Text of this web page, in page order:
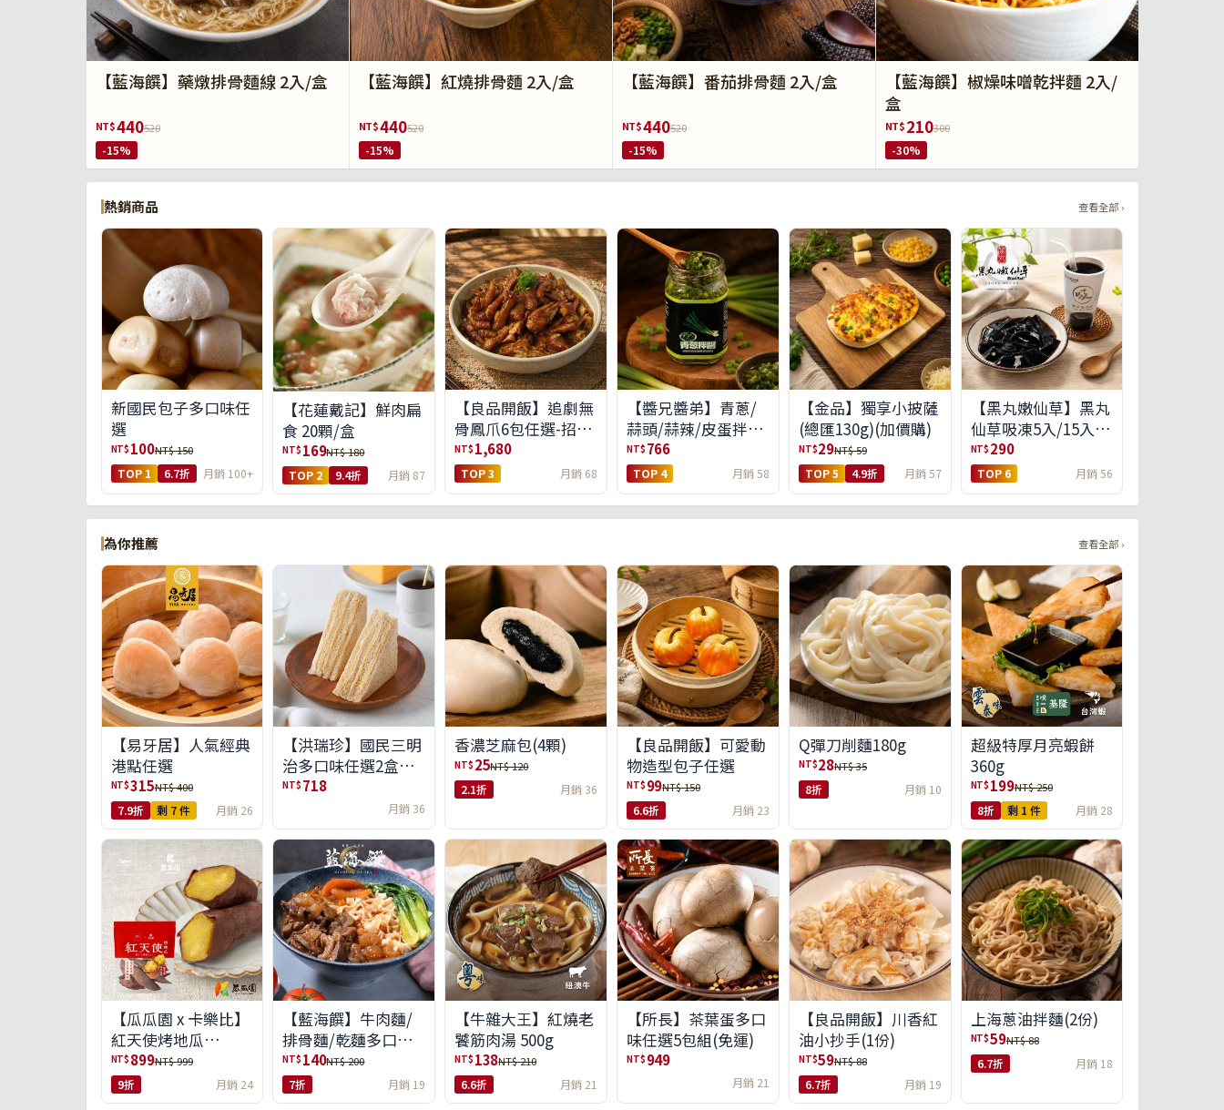
【藍海饌】藥燉排骨麵線 2入/盒
NT$440520
-15%
【藍海饌】紅燒排骨麵 2入/盒
NT$440520
-15%
【藍海饌】番茄排骨麵 2入/盒
NT$440520
-15%
【藍海饌】椒燥味噌乾拌麵 2入/
盒
NT$210300
-30%
熱銷商品 查看全部 ›
新國民包子多口味任
選
NT$ 100NT$ 150
TOP 1 6.7折 月銷 100+
【花蓮戴記】鮮肉扁
食 20顆/盒
NT$ 169NT$ 180
TOP 2 9.4折 月銷 87
【良品開飯】追劇無
骨鳳爪6包任選-招牌
原味/濃濃蒜香/過癮
麻辣(免運組)
NT$ 1,680
TOP 3 月銷 68
【醬兄醬弟】青蔥/
蒜頭/蒜辣/皮蛋拌醬
4件任選(免運組)
NT$ 766
TOP 4 月銷 58
【金品】獨享小披薩
(總匯130g)(加價購)
NT$29NT$ 59
TOP 5 4.9折 月銷 57
【黑丸嫩仙草】黑丸
仙草吸凍5入/15入
(免運)(預購中8/14出
貨)
NT$ 290
TOP 6 月銷 56
為你推薦 查看全部 ›
【易牙居】人氣經典
港點任選
NT$315NT$ 400
7.9折 剩 7 件 月銷 26
【洪瑞珍】國民三明
治多口味任選2盒組
(6入/盒)(免運)
NT$ 718
月銷 36
香濃芝麻包(4顆)
NT$ 25NT$ 120
2.1折 月銷 36
【良品開飯】可愛動
物造型包子任選
NT$ 99NT$ 150
6.6折 月銷 23
Q彈刀削麵180g
NT$28NT$ 35
8折 月銷 10
超級特厚月亮蝦餅
360g
NT$ 199NT$ 250
8折 剩 1 件 月銷 28
【瓜瓜園 x 卡樂比】
紅天使烤地瓜
350g*10包(免運組)
NT$ 899NT$ 999
9折 月銷 24
【藍海饌】牛肉麵/
排骨麵/乾麵多口味
任選
NT$ 140NT$ 200
7折 月銷 19
【牛雜大王】紅燒老
饕筋肉湯 500g
NT$ 138NT$ 210
6.6折 月銷 21
【所長】茶葉蛋多口
味任選5包組(免運)
NT$ 949
月銷 21
【良品開飯】川香紅
油小抄手(1份)
NT$59NT$ 88
6.7折 月銷 19
上海蔥油拌麵(2份)
NT$59NT$ 88
6.7折 月銷 18